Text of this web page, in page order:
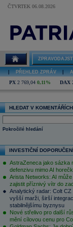
ČTVRTEK 06.08.2026
PŘEHLED ZPRÁV
PX 2 769,04 0,11% DAX
HLEDAT V KOMENTÁŘÍCH
Pokročilé hledání
INVESTIČNÍ DOPORUČENÍ
AstraZeneca jako sázka
defenzivu mimo AI
Arista Networks: AI může
zajistit příznivý vítr do
Analytický radar: Colt
vyšší marži, širší
stabilnějšímu byznysu
Nové střelivo pro další
mění cílovou cenu pro